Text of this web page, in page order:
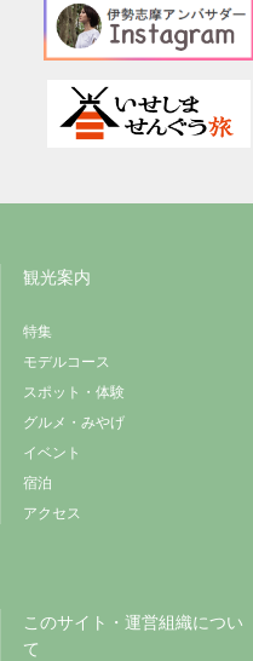
観光案内
特集
モデルコース
スポット・体験
グルメ・みやげ
イベント
宿泊
アクセス
このサイト・運営組織につい
て